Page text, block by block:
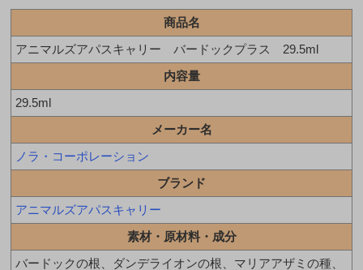
商品名
アニマルズアパスキャリー バードックプラス 29.5ml
内容量
29.5ml
メーカー名
ノラ・コーポレーション
ブランド
アニマルズアパスキャリー
素材・原材料・成分
バードックの根、ダンデライオンの根、マリアアザミの種、